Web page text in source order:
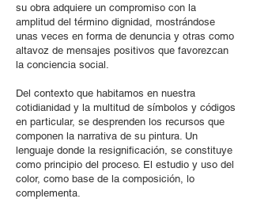
su obra adquiere un compromiso con la
amplitud del término dignidad, mostrándose
unas veces en forma de denuncia y otras como
altavoz de mensajes positivos que favorezcan
la conciencia social.
Del contexto que habitamos en nuestra
cotidianidad y la multitud de símbolos y códigos
en particular, se desprenden los recursos que
componen la narrativa de su pintura. Un
lenguaje donde la resignificación, se constituye
como principio del proceso. El estudio y uso del
color, como base de la composición, lo
complementa.